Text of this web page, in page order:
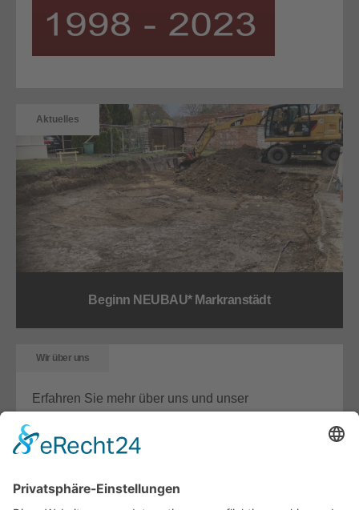
Aktuelles
Beginn NEUBAU* Markranstädt
Wir über uns
Erfahren Sie mehr über uns und unser
Unterstützung